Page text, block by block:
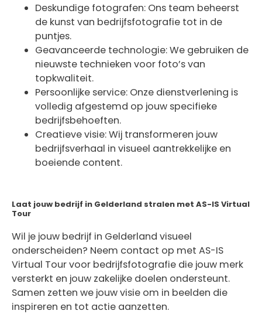
Deskundige fotografen: Ons team beheerst
de kunst van bedrijfsfotografie tot in de
puntjes.
Geavanceerde technologie: We gebruiken de
nieuwste technieken voor foto’s van
topkwaliteit.
Persoonlijke service: Onze dienstverlening is
volledig afgestemd op jouw specifieke
bedrijfsbehoeften.
Creatieve visie: Wij transformeren jouw
bedrijfsverhaal in visueel aantrekkelijke en
boeiende content.
Laat jouw bedrijf in Gelderland stralen met AS-IS Virtual
Tour
Wil je jouw bedrijf in Gelderland visueel
onderscheiden? Neem contact op met AS-IS
Virtual Tour voor bedrijfsfotografie die jouw merk
versterkt en jouw zakelijke doelen ondersteunt.
Samen zetten we jouw visie om in beelden die
inspireren en tot actie aanzetten.